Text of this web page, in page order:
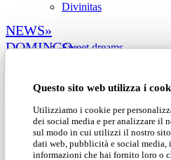
Questo sito web utilizza i
Utilizziamo i cookie per
dei social media e per analizzare
sul modo in cui utilizzi il nostro
dati web, pubblicità e social
informazioni che hai fornito loro o
Divinitas
Sweet dreams
Classico
Lab1
NEWS»
DOMINGO»
PROGETTI»
CATALOGHI»
CONTATTI»
AIUTI DI STATO